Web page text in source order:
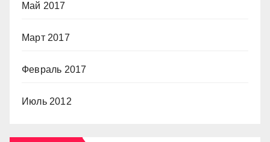
Май 2017
Март 2017
Февраль 2017
Июль 2012